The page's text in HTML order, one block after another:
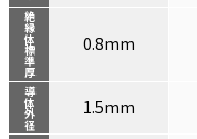
絶縁体標準厚
導体外径
0.8mm
1.5mm